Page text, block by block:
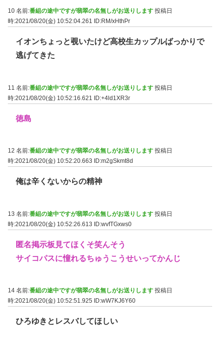
10 名前:番組の途中ですが翡翠の名無しがお送りします 投稿日
時:2021/08/20(金) 10:52:04.261
ID:RM/xHthPr
イオンちょっと覗いたけど高校生カップルばっかりで
逃げてきた
11 名前:番組の途中ですが翡翠の名無しがお送りします 投稿日
時:2021/08/20(金) 10:52:16.621 ID:+4ld1XR3r
徳島
12 名前:番組の途中ですが翡翠の名無しがお送りします 投稿日
時:2021/08/20(金) 10:52:20.663
ID:m2gSkmt8d
俺は辛くないからの精神
13 名前:番組の途中ですが翡翠の名無しがお送りします 投稿日
時:2021/08/20(金) 10:52:26.613 ID:wvfTGxws0
匿名掲示板見てほくそ笑んそう
サイコパスに憧れるちゅうこうせいってかんじ
14 名前:番組の途中ですが翡翠の名無しがお送りします 投稿日
時:2021/08/20(金) 10:52:51.925
ID:wW7KJ6Y60
ひろゆきとレスバしてほしい